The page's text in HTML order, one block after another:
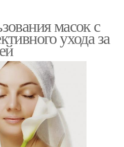
масок с
ухода за